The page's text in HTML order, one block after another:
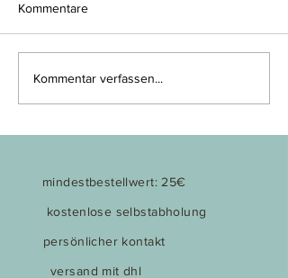
Kommentare
Kommentar verfassen...
mindestbestellwert: 25€
kostenlose selbstabholung
persönlicher kontakt
versand mit dhl